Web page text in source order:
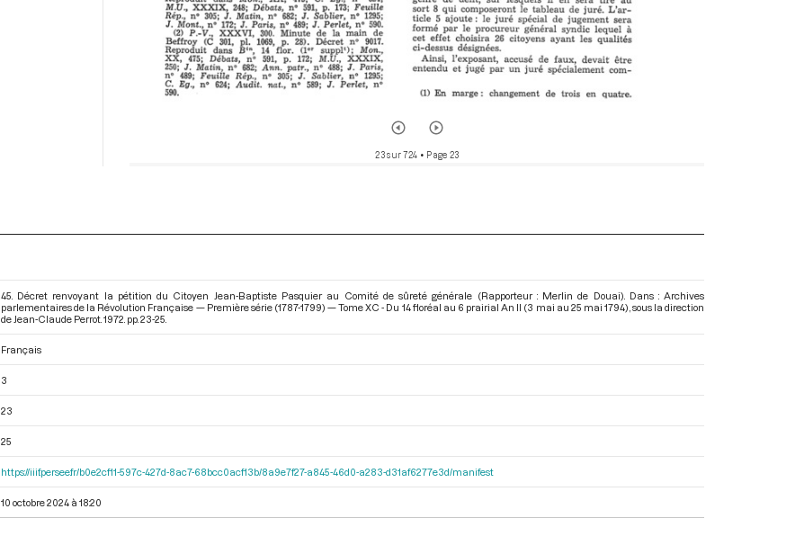
23 sur 724 • Page 23
45. Décret renvoyant la pétition du Citoyen Jean-Baptiste Pasquier au Comité de sûreté générale (Rapporteur : Merlin de Douai). Dans : Archives
parlementaires de la Révolution Française — Première série (1787-1799) — Tome XC - Du 14 floréal au 6 prairial An II (3 mai au 25 mai 1794) , sous la direction
de Jean-Claude Perrot. 1972. pp. 23-25.
Français
3
23
25
https://iiif.persee.fr/b0e2cf11-597c-427d-8ac7-68bcc0acf13b/8a9e7f27-a845-46d0-a283-d31af6277e3d/manifest
10 octobre 2024 à 18:20